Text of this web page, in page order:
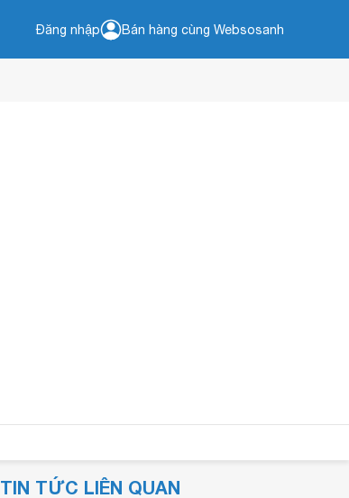
Đăng nhập Bán hàng cùng Websosanh
TIN TỨC LIÊN QUAN